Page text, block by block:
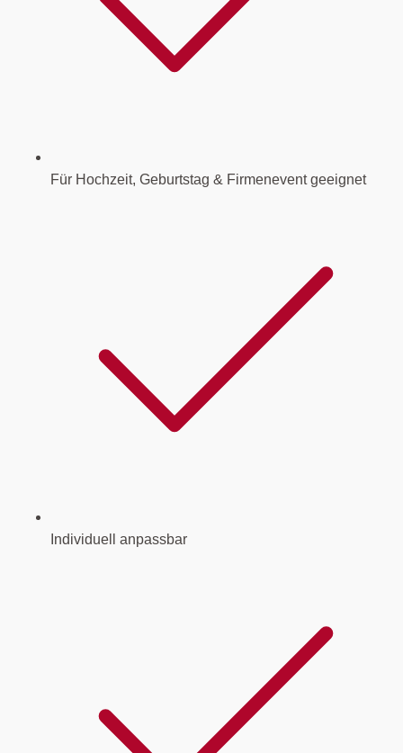
Für Hochzeit, Geburtstag & Firmenevent geeignet
Individuell anpassbar